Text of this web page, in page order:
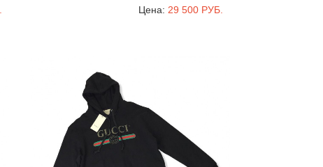
Цена: 29 500 РУБ.